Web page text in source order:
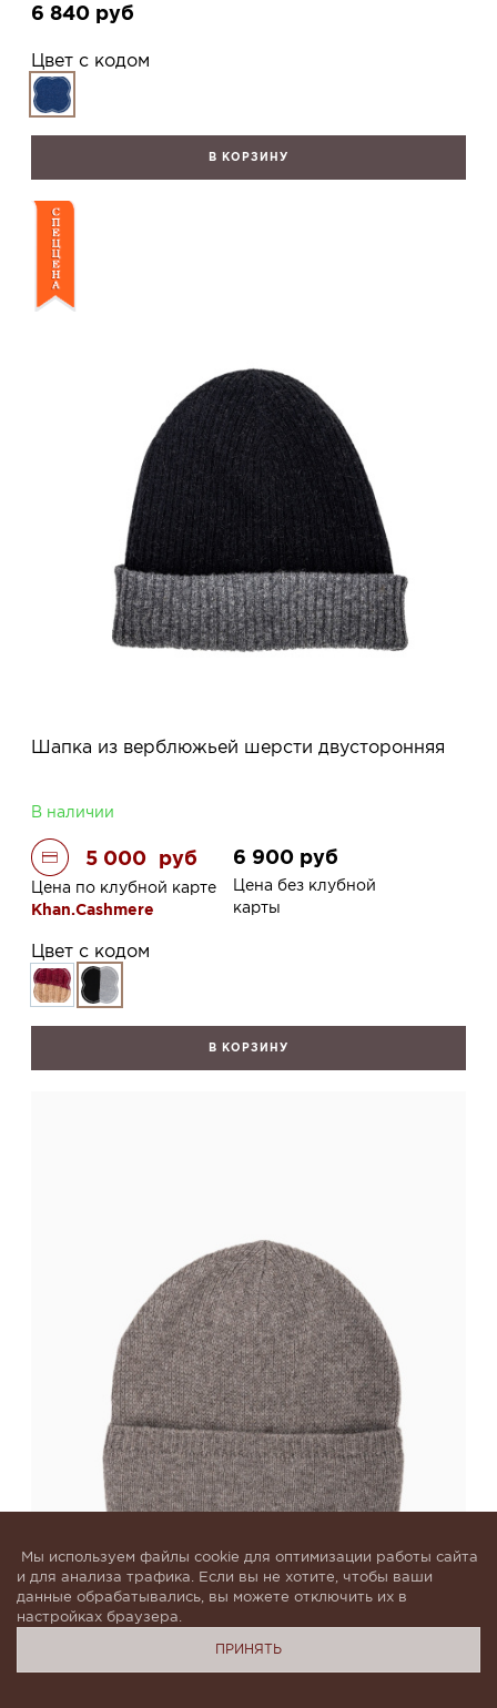
6 840 руб
Цвет с кодом
В КОРЗИНУ
Шапка из верблюжьей шерсти двусторонняя
В наличии
5 000 руб
Цена по клубной карте
Khan.Cashmere
6 900 руб
Цена без клубной
карты
Цвет с кодом
В КОРЗИНУ
Мы используем файлы cookie для оптимизации работы сайта
и для анализа трафика. Если вы не хотите, чтобы ваши
данные обрабатывались, вы можете отключить их в
настройках браузера.
ПРИНЯТЬ